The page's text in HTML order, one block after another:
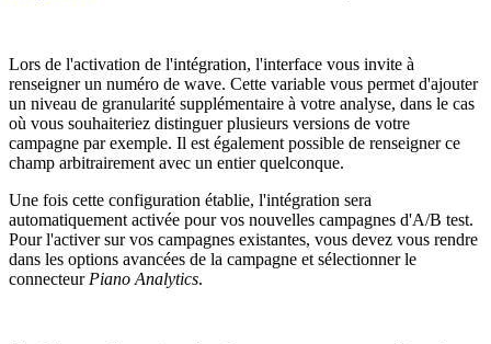
Lors de l'activation de l'intégration, l'interface vous invite à
renseigner un numéro de wave. Cette variable vous permet d'ajouter
un niveau de granularité supplémentaire à votre analyse, dans le cas
où vous souhaiteriez distinguer plusieurs versions de votre
campagne par exemple. Il est également possible de renseigner ce
champ arbitrairement avec un entier quelconque.
Une fois cette configuration établie, l'intégration sera
automatiquement activée pour vos nouvelles campagnes d'A/B test.
Pour l'activer sur vos campagnes existantes, vous devez vous rendre
dans les options avancées de la campagne et sélectionner le
connecteur Piano Analytics.